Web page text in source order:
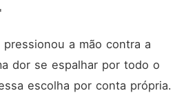
pressionou a mão contra a
dor se espalhar por todo o
escolha por conta própria.